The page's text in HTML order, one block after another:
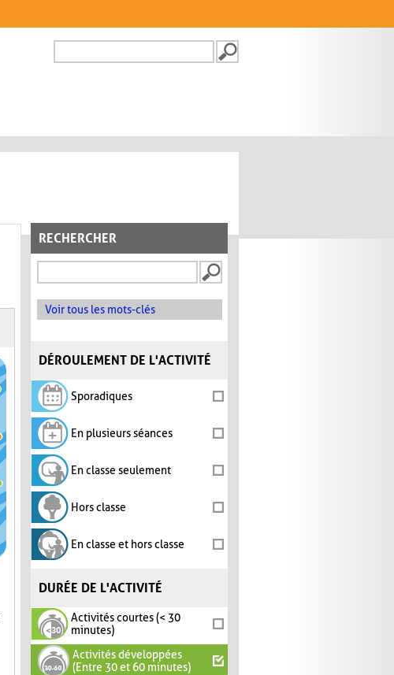
FORMULAIRE DE
RECHERCHER
Voir tous les mots-clés
DÉROULEMENT DE L'ACTIVITÉ
Sporadiques
En plusieurs séances
En classe seulement
Hors classe
En classe et hors classe
DURÉE DE L'ACTIVITÉ
Activités courtes (< 30
minutes)
Activités développées
(Entre 30 et 60 minutes)